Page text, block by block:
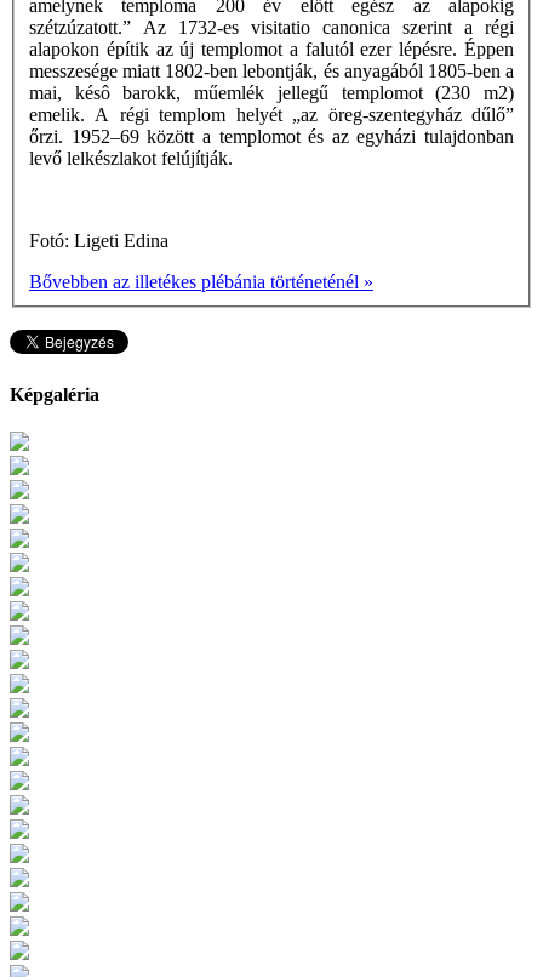
amelynek temploma 200 év előtt egész az alapokig
szétzúzatott.” Az 1732-es visitatio canonica szerint a régi
alapokon építik az új templomot a falutól ezer lépésre. Éppen
messzesége miatt 1802-ben lebontják, és anyagából 1805-ben a
mai, késô barokk, műemlék jellegű templomot (230 m2)
emelik. A régi templom helyét „az öreg-szentegyház dűlő”
őrzi. 1952–69 között a templomot és az egyházi tulajdonban
levő lelkészlakot felújítják.
Fotó: Ligeti Edina
Bővebben az illetékes plébánia történeténél »
Képgaléria